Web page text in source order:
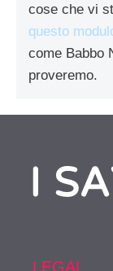
cose che vi
questo
come Babbo
proveremo.
LEGAL